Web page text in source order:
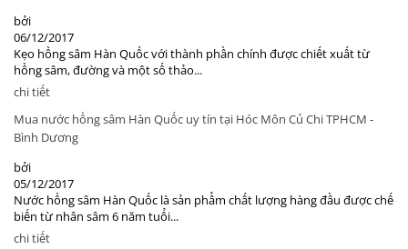
bởi
06/12/2017
Kẹo hồng sâm Hàn Quốc với thành phần chính được chiết xuất từ
hồng sâm, đường và một số thảo...
chi tiết
Mua nước hồng sâm Hàn Quốc uy tín tại Hóc Môn Củ Chi TPHCM -
Bình Dương
bởi
05/12/2017
Nước hồng sâm Hàn Quốc là sản phẩm chất lượng hàng đầu được chế
biến từ nhân sâm 6 năm tuổi...
chi tiết